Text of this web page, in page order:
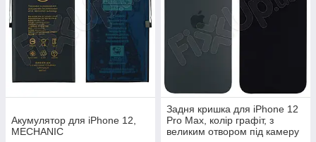
Акумулятор для iPhone 12,
MECHANIC
Задня кришка для iPhone 12
Pro Max, колір графіт, з
великим отвором під камеру